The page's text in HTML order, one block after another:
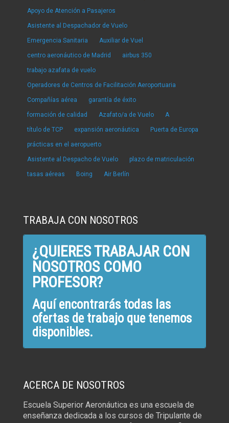
Apoyo de Atención a Pasajeros
Asistente al Despachador de Vuelo
Emergencia Sanitaria Auxiliar de Vuel
centro aeronáutico de Madrid airbus 350
trabajo azafata de vuelo
Operadores de Centros de Facilitación Aeroportuaria
Compañías aérea garantía de éxito
formación de calidad Azafato/a de Vuelo A
título de TCP expansión aeronáutica Puerta de Europa
prácticas en el aeropuerto
Asistente al Despacho de Vuelo plazo de matriculación
tasas aéreas Boing Air Berlín
TRABAJA CON NOSOTROS
¿QUIERES TRABAJAR CON
NOSOTROS COMO
PROFESOR?
Aquí encontrarás todas las
ofertas de trabajo que tenemos
disponibles.
ACERCA DE NOSOTROS
Escuela Superior Aeronáutica es una escuela de
enseñanza dedicada a los cursos de Tripulante de